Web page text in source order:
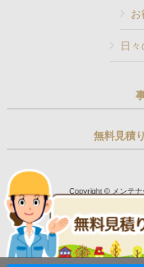
お
日
無料見積
Copyright © メンテナ